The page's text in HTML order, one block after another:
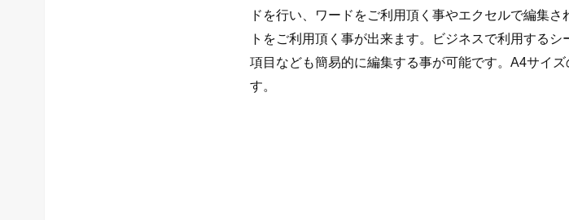
ドを行い、ワードをご利用頂く事やエクセルで編集
トをご利用頂く事が出来ます。ビジネスで利用する
項目なども簡易的に編集する事が可能です。A4サイ
す。